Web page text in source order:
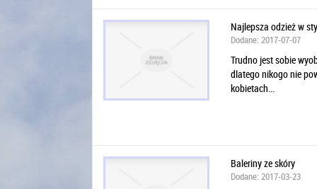
Najlepsza odzież w
Dodane: 2017-07-07
Trudno jest sobie
dlatego nikogo nie
kobietach...
Baleriny ze skóry
Dodane: 2017-03-23